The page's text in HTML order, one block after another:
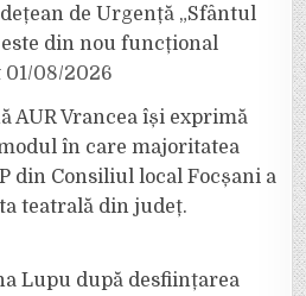
de Urgență „Sfântul
din nou funcțional
01/08/2026
AUR Vrancea își exprimă
în care majoritatea
din Consiliul local Focșani a
teatrală din județ.
Lupu după desființarea